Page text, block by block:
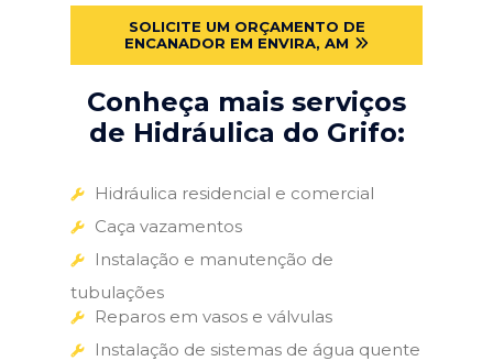
SOLICITE UM ORÇAMENTO DE
ENCANADOR EM ENVIRA, AM
Conheça mais serviços
de Hidráulica do Grifo:
Hidráulica residencial e comercial
Caça vazamentos
Instalação e manutenção de
tubulações
Reparos em vasos e válvulas
Instalação de sistemas de água quente